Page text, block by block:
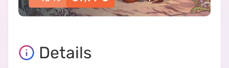
Details